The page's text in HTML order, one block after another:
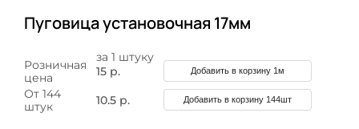
Пуговица установочная 17мм
за 1 штуку
Розничная
цена
15 р. Добавить в корзину 1м
От 144
штук
10.5 р. Добавить в корзину 144шт